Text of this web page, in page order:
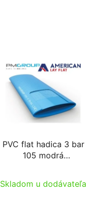
PVC flat hadica 3 bar
105 modrá
pripojením každých 75
Skladom u dodávateľa